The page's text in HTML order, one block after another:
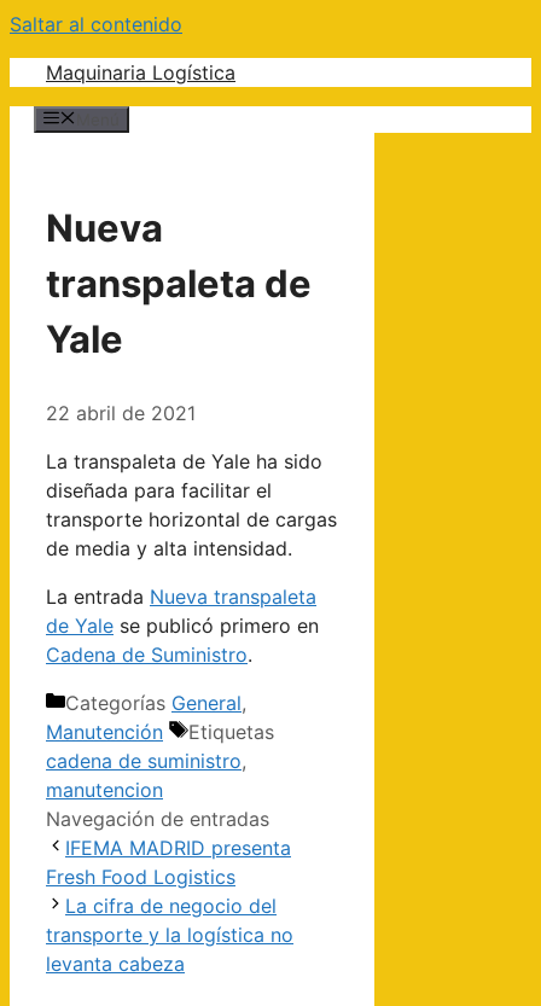
Saltar al contenido
Maquinaria Logística
Nueva
transpaleta de
Yale
22 abril de 2021
La transpaleta de Yale ha sido
diseñada para facilitar el
transporte horizontal de cargas
de media y alta intensidad.
La entrada Nueva transpaleta
de Yale se publicó primero en
Cadena de Suministro.
Categorías General,
Manutención
Etiquetas
cadena de suministro,
manutencion
Navegación de entradas
​IFEMA MADRID presenta
Fresh Food Logistics
La cifra de negocio del
transporte y la logística no
levanta cabeza